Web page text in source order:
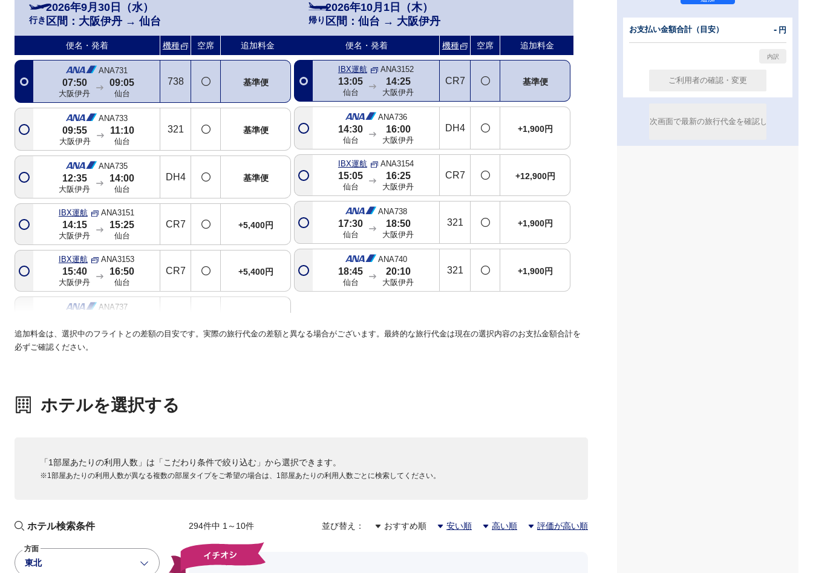
行き
2026年9月30日（水）
区間： 大阪伊丹 → 仙台
便名・発着 機種 空席 追加料金
ANA731
07:50
大阪伊丹
09:05
仙台
738 基準便
ANA733
09:55
大阪伊丹
11:10
仙台
321 基準便
ANA735
12:35
大阪伊丹
14:00
仙台
DH4 基準便
IBX運航 ANA3151
14:15
大阪伊丹
15:25
仙台
CR7 +5,400円
IBX運航 ANA3153
15:40
大阪伊丹
16:50
仙台
CR7 +5,400円
ANA737
大阪伊丹 仙台
帰り
2026年10月1日（木）
区間： 仙台 → 大阪伊丹
便名・発着 機種 空席 追加料金
ANA734
09:45
仙台
11:05
大阪伊丹
738 +1,900円
IBX運航 ANA3152
13:05
仙台
14:25
大阪伊丹
CR7 基準便
ANA736
14:30
仙台
16:00
大阪伊丹
DH4 +1,900円
IBX運航 ANA3154
15:05
仙台
16:25
大阪伊丹
CR7 +12,900円
ANA738
17:30
仙台
18:50
大阪伊丹
321 +1,900円
ANA740
18:45
仙台
20:10
大阪伊丹
321 +1,900円
追加料金は、選択中のフライトとの差額の目安です。実際の旅行代金の差額と異なる場合がございます。最終的な旅行代金は現在の選択内容のお支払金額合計を
必ずご確認ください。
ホテルを選択する
「1部屋あたりの利用人数」は「こだわり条件で絞り込む」から選択できます。
※1部屋あたりの利用人数が異なる複数の部屋タイプをご希望の場合は、1部屋あたりの利用人数ごとに検索してください。
ホテル検索条件
方面
東北
294件中 1～10件 並び替え： おすすめ順 安い順 高い順 評価が高い順
お支払い金額合計（目安） - 円